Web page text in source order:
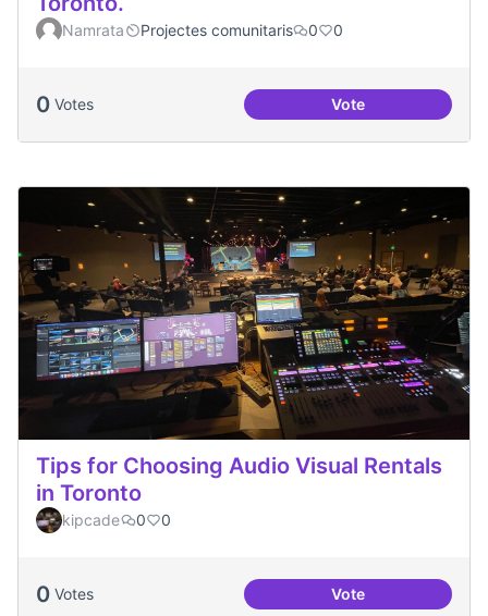
Namrata Projectes comunitaris 0 0
0 Votes VoteHelp with audio
Tips for Choosing Audio Visual Rentals
in Toronto
kipcade 0 0
0 Votes VoteTips for Choosing